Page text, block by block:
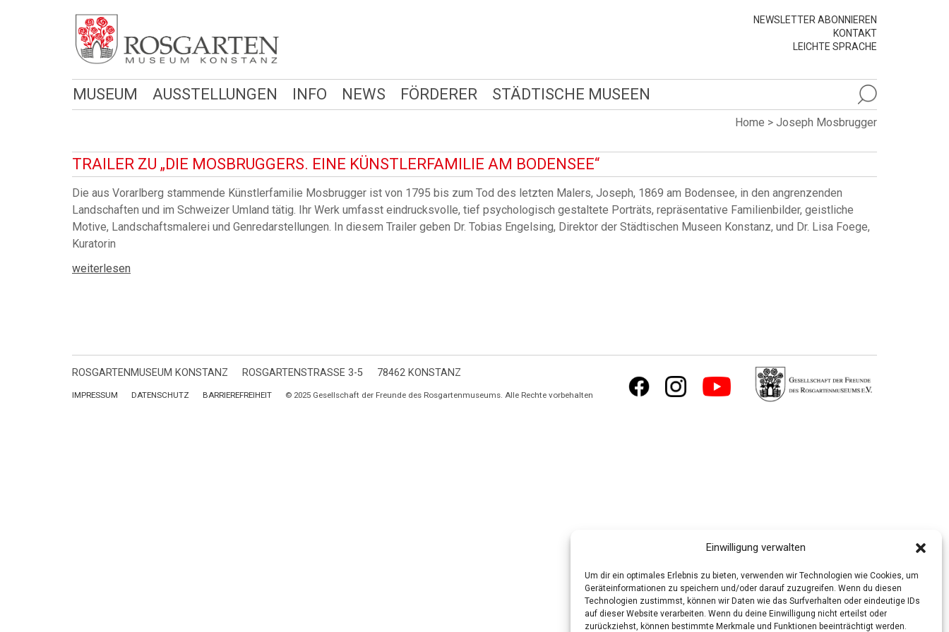
Einwilligung verwalten
Um dir ein optimales Erlebnis zu bieten, verwenden wir Technologien wie Cookies, um
Geräteinformationen zu speichern und/oder darauf zuzugreifen. Wenn du diesen
Technologien zustimmst, können wir Daten wie das Surfverhalten oder eindeutige IDs
auf dieser Website verarbeiten. Wenn du deine Einwilligung nicht erteilst oder
zurückziehst, können bestimmte Merkmale und Funktionen beeinträchtigt werden.
NEWSLETTER ABONNIEREN
KONTAKT
LEICHTE SPRACHE
MUSEUM AUSSTELLUNGEN INFO NEWS FÖRDERER STÄDTISCHE MUSEEN
Home > Joseph Mosbrugger
TRAILER ZU „DIE MOSBRUGGERS. EINE KÜNSTLERFAMILIE AM BODENSEE“
Die aus Vorarlberg stammende Künstlerfamilie Mosbrugger ist von 1795 bis zum Tod des letzten Malers, Joseph, 1869 am Bodensee, in den angrenzenden
Landschaften und im Schweizer Umland tätig. Ihr Werk umfasst eindrucksvolle, tief psychologisch gestaltete Porträts, repräsentative Familienbilder, geistliche
Motive, Landschaftsmalerei und Genredarstellungen. In diesem Trailer geben Dr. Tobias Engelsing, Direktor der Städtischen Museen Konstanz, und Dr. Lisa Foege,
Kuratorin
weiterlesen
ROSGARTENMUSEUM KONSTANZ ROSGARTENSTRASSE 3-5 78462 KONSTANZ
IMPRESSUM DATENSCHUTZ BARRIEREFREIHEIT © 2025 Gesellschaft der Freunde des Rosgartenmuseums. Alle Rechte vorbehalten